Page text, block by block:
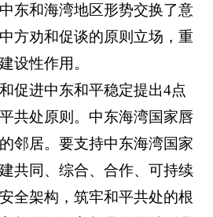
东和海湾地区形势交换了意
方劝和促谈的原则立场，重
设性作用。
促进中东和平稳定提出4点
共处原则。中东海湾国家唇
邻居。要支持中东海湾国家
共同、综合、合作、可持续
全架构，筑牢和平共处的根